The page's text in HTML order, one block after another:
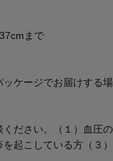
まで
ケージでお届けする
ださい。（１）血圧
起こしている方（３